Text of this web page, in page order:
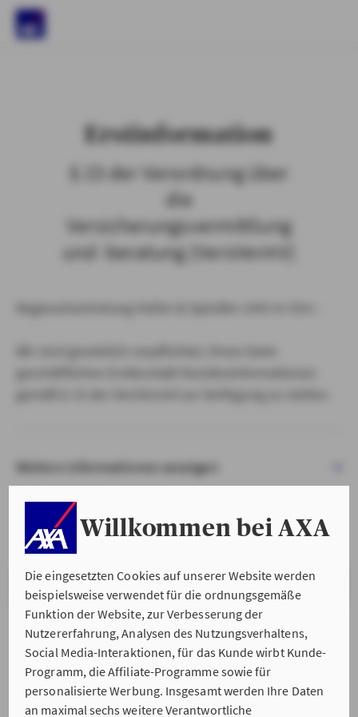
Willkommen bei AXA
Die eingesetzten Cookies auf unserer Website werden
beispielsweise verwendet für die ordnungsgemäße
Funktion der Website, zur Verbesserung der
Nutzererfahrung, Analysen des Nutzungsverhaltens,
Social Media-Interaktionen, für das Kunde wirbt Kunde-
Programm, die Affiliate-Programme sowie für
personalisierte Werbung. Insgesamt werden Ihre Daten
an maximal sechs weitere Verantwortliche
Erstinformation
§ 15 der Verordnung über
die
Versicherungsvermittlung
und -beratung (VersVermV)
Regionalvertretung Haller & Spindler oHG in Ulm :
Weitere Informationen anzeigen
VERSTANDEN & WEITER